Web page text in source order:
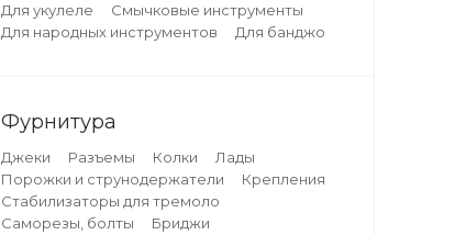
Для укулеле
Смычковые инструменты
Для народных инструментов
Для банджо
Фурнитура
Джеки Разъемы Колки
Лады
Порожки и струнодержатели
Крепления
Стабилизаторы для тремоло
Саморезы, болты
Бриджи